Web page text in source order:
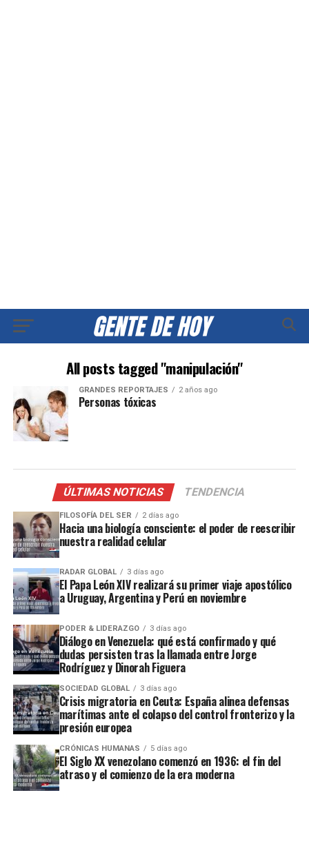
All posts tagged "manipulación"
GRANDES REPORTAJES 2 años ago
Personas tóxicas
ÚLTIMAS NOTICIAS TENDENCIA
FILOSOFÍA DEL SER 2 días ago
Hacia una biología consciente: el poder de reescribir
nuestra realidad celular
RADAR GLOBAL 3 días ago
El Papa León XIV realizará su primer viaje apostólico
a Uruguay, Argentina y Perú en noviembre
PODER & LIDERAZGO 3 días ago
Diálogo en Venezuela: qué está confirmado y qué
dudas persisten tras la llamada entre Jorge
Rodríguez y Dinorah Figuera
SOCIEDAD GLOBAL 3 días ago
Crisis migratoria en Ceuta: España alinea defensas
marítimas ante el colapso del control fronterizo y la
presión europea
CRÓNICAS HUMANAS 5 días ago
El Siglo XX venezolano comenzó en 1936: el fin del
atraso y el comienzo de la era moderna